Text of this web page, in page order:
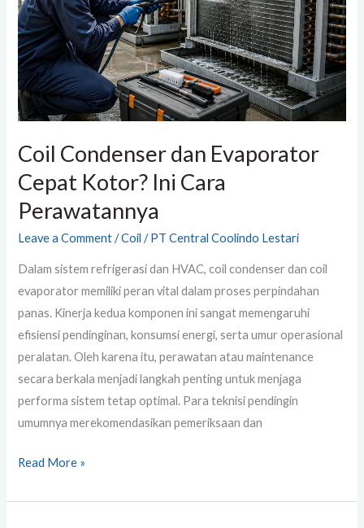
Coil Condenser dan Evaporator
Cepat Kotor? Ini Cara
Perawatannya
Leave a Comment /Coil /PT Central Coolindo Lestari
Dalam sistem refrigerasi dan HVAC, coil condenser dan coil
evaporator memiliki peran vital dalam proses perpindahan
panas. Kinerja kedua komponen ini sangat memengaruhi
efisiensi pendinginan, konsumsi energi, serta umur operasional
peralatan. Oleh karena itu, perawatan atau maintenance
secara berkala menjadi langkah penting untuk menjaga
performa sistem tetap optimal. Para teknisi pendingin
umumnya merekomendasikan pemeriksaan dan
Kotor?
Ini
Cara
Perawatannya
Read More »